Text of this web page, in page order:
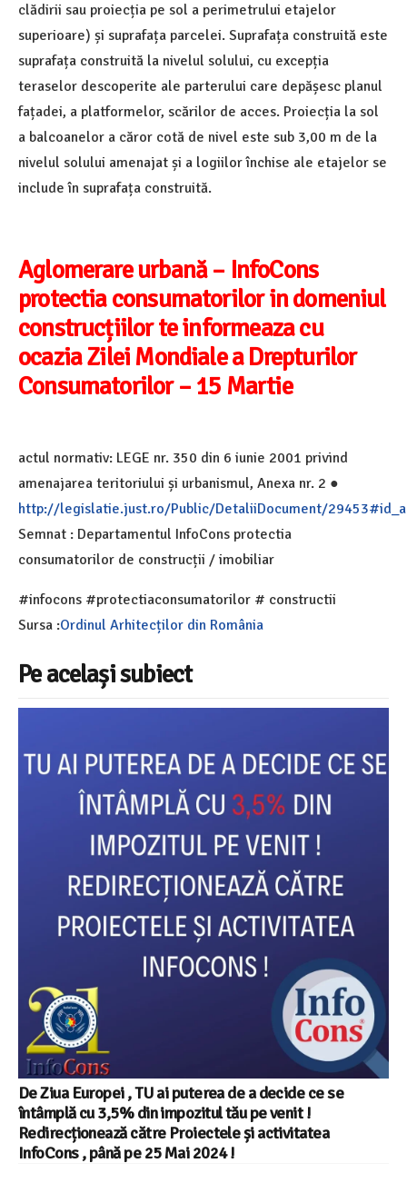
clădirii sau proiecția pe sol a perimetrului etajelor
superioare) și suprafața parcelei. Suprafața construită este
suprafața construită la nivelul solului, cu excepția
teraselor descoperite ale parterului care depășesc planul
fațadei, a platformelor, scărilor de acces. Proiecția la sol
a balcoanelor a căror cotă de nivel este sub 3,00 m de la
nivelul solului amenajat și a logiilor închise ale etajelor se
include în suprafața construită.
Aglomerare urbană – InfoCons
protectia consumatorilor in domeniul
construcțiilor te informeaza cu
ocazia Zilei Mondiale a Drepturilor
Consumatorilor – 15 Martie
actul normativ: LEGE nr. 350 din 6 iunie 2001 privind
amenajarea teritoriului și urbanismul, Anexa nr. 2 ●
http://legislatie.just.ro/Public/DetaliiDocument/
Semnat : Departamentul InfoCons protectia
consumatorilor de construcții / imobiliar
#infocons #protectiaconsumatorilor # constructii
Sursa :Ordinul Arhitecților din România
Pe același subiect
De Ziua Europei , TU ai puterea de a decide ce se
întâmplă cu 3,5% din impozitul tău pe venit !
Redirecționează către Proiectele și activitatea
InfoCons , până pe 25 Mai 2024 !